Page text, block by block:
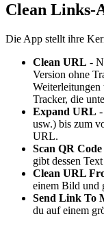
Clean Links-
Die App stellt ihre
Clean URL -
Version ohne
Tracker, die
Expand URL
usw.) bis zum
URL.
Scan QR Code
gibt dessen
Clean URL
einem Bild und
Send Link To
du auf einem